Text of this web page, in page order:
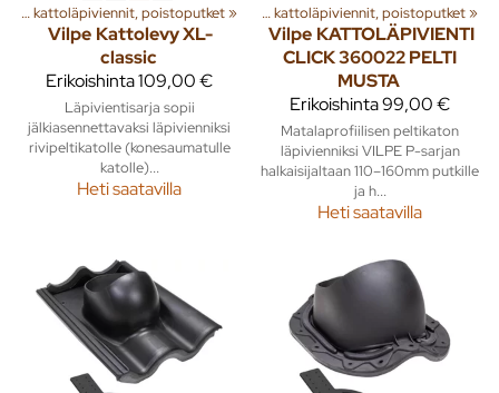
Huippuimurit, kattoläpiviennit, poistoputket‪»
Vilpe Kattolevy XL-
classic
Erikoishinta109,00 €
Läpivientisarja sopii
jälkiasennettavaksi läpivienniksi
rivipeltikatolle (konesaumatulle
katolle)...
Heti saatavilla
Rakenna ‪» Ilmanvaihto‪» Huippuimurit, kattoläpiviennit, poistoputket‪»
Vilpe KATTOLÄPIVIENTI
CLICK 360022 PELTI
MUSTA
Erikoishinta99,00 €
Matalaprofiilisen peltikaton
läpivienniksi VILPE P-sarjan
halkaisijaltaan 110–160mm putkille
ja h...
Heti saatavilla